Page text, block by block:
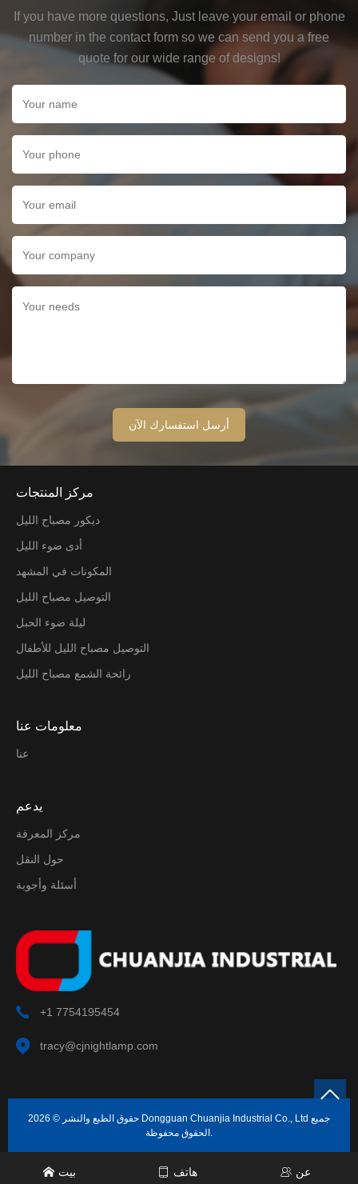
If you have more questions, Just leave your email or phone
number in the contact form so we can send you a free
quote for our wide range of designs!
مركز المنتجات
ديكور مصباح الليل
أدى ضوء الليل
المكونات في المشهد
التوصيل مصباح الليل
ليلة ضوء الحبل
التوصيل مصباح الليل للأطفال
رائحة الشمع مصباح الليل
معلومات عنا
عنا
يدعم
مركز المعرفة
حول النقل
أسئلة وأجوبة
+1 7754195454
tracy@cjnightlamp.com
حقوق الطبع والنشر © 2026 Dongguan Chuanjia Industrial Co., Ltd جميع
الحقوق محفوظة.
بيت هاتف عن